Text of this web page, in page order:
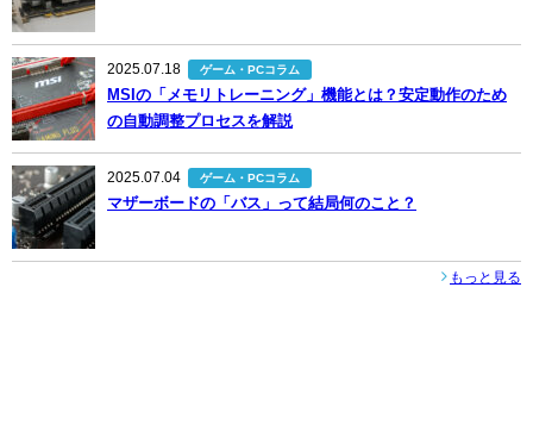
2025.07.18 ゲーム・PCコラム
MSIの「メモリトレーニング」機能とは？安定動作のため
の自動調整プロセスを解説
2025.07.04 ゲーム・PCコラム
マザーボードの「バス」って結局何のこと？
もっと見る